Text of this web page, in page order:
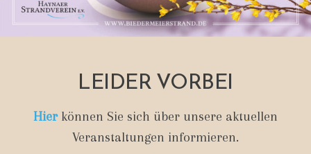
LEIDER VORBEI
Hierkönnen Sie sich über unsere aktuellen
Veranstaltungen informieren.